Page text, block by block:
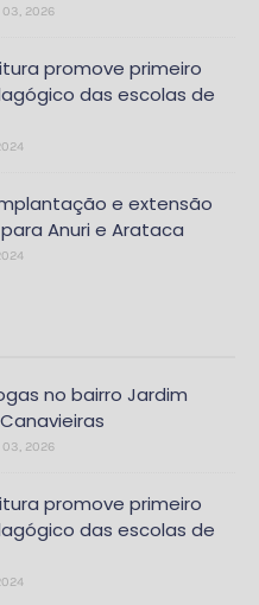
2026
promove primeiro
das escolas de
e extensão
Anuri e Arataca
no bairro Jardim
2026
promove primeiro
das escolas de